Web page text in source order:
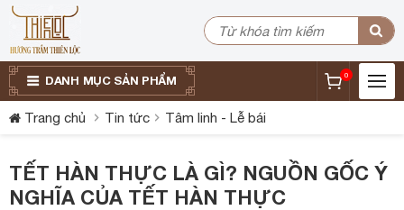
DANH MỤC SẢN PHẨM 0
Trang chủ Tin tức Tâm linh - Lễ bái
TẾT HÀN THỰC LÀ GÌ? NGUỒN GỐC Ý
NGHĨA CỦA TẾT HÀN THỰC